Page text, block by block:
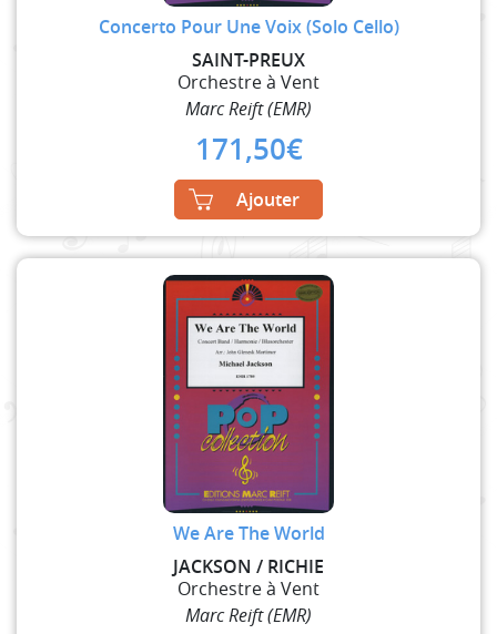
Concerto Pour Une Voix (Solo Cello)
SAINT-PREUX
Orchestre à Vent
Marc Reift (EMR)
171,50€
Ajouter
We Are The World
JACKSON / RICHIE
Orchestre à Vent
Marc Reift (EMR)